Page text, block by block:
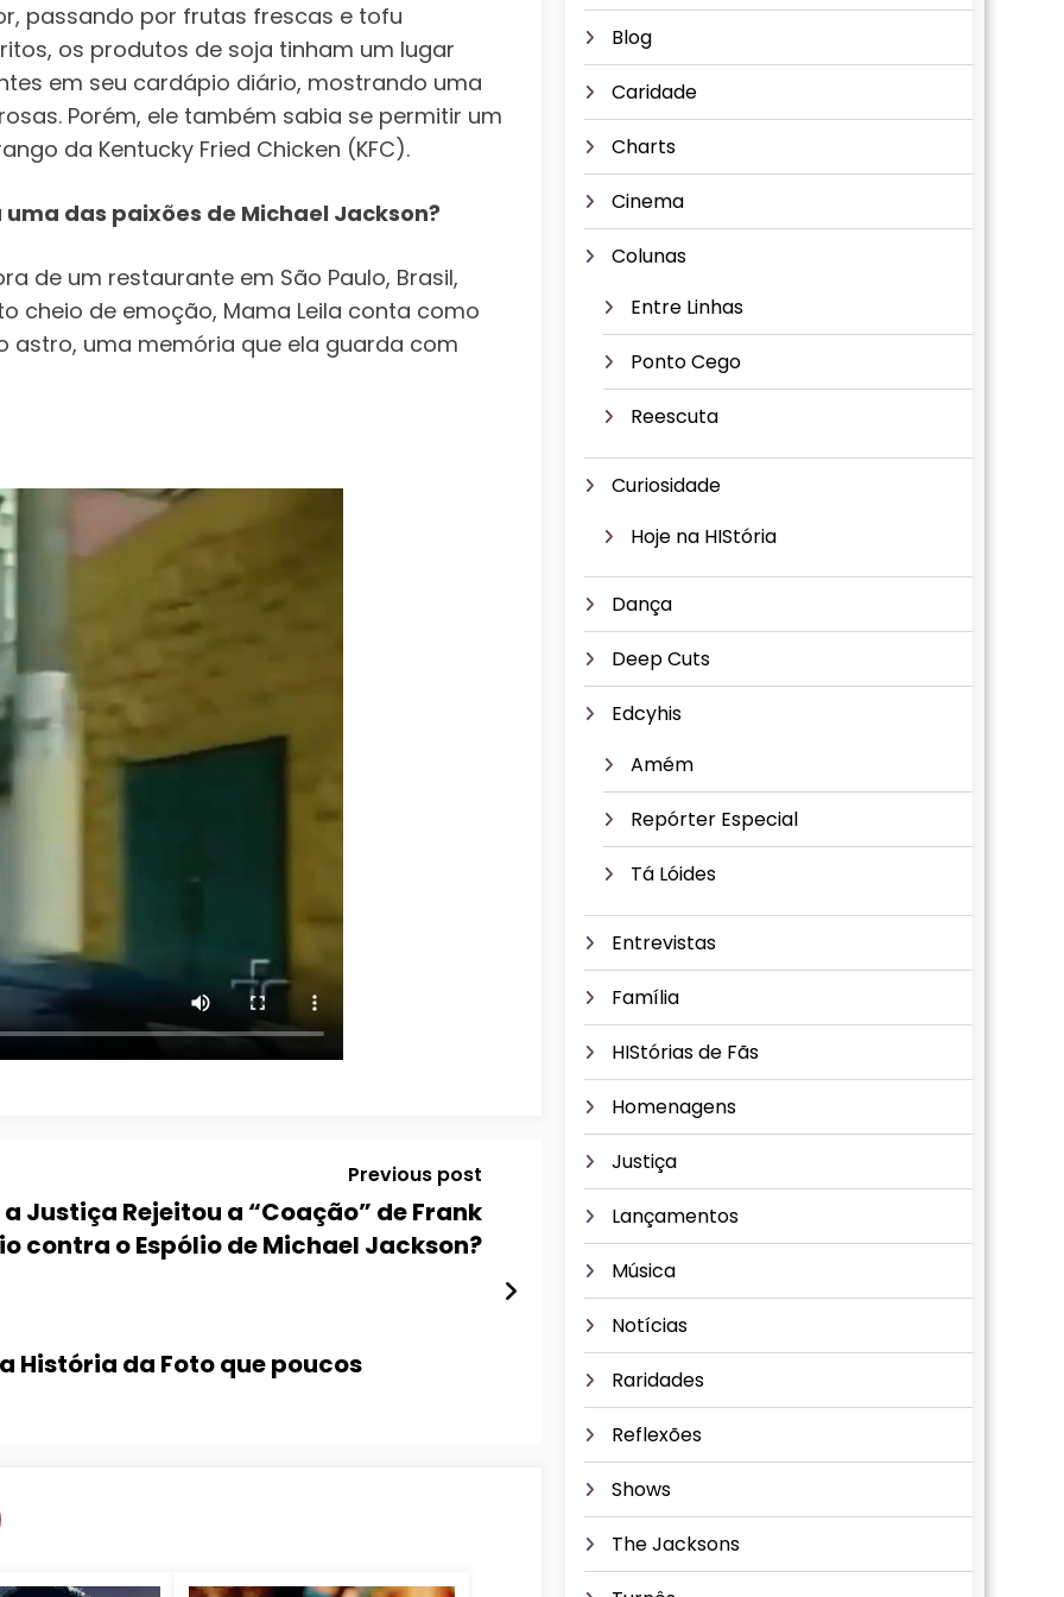
passando por frutas frescas e tofu
os produtos de soja tinham um lugar
em seu cardápio diário, mostrando uma
Porém, ele também sabia se permitir um
da Kentucky Fried Chicken (KFC).
das paixões de Michael Jackson?
de um restaurante em São Paulo, Brasil,
cheio de emoção, Mama Leila conta como
astro, uma memória que ela guarda com
Previous post
Justiça Rejeitou a “Coação” de Frank
contra o Espólio de Michael Jackson?
História da Foto que poucos
Blog
Caridade
Charts
Cinema
Colunas
Entre Linhas
Ponto Cego
Reescuta
Curiosidade
Hoje na HIStória
Dança
Deep Cuts
Edcyhis
Amém
Repórter Especial
Tá Lóides
Entrevistas
Família
HIStórias de Fãs
Homenagens
Justiça
Lançamentos
Música
Notícias
Raridades
Reflexões
Shows
The Jacksons